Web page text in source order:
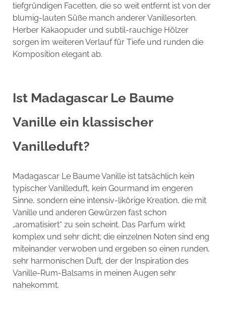
tiefgründigen Facetten, die so weit entfernt ist von der
blumig-lauten Süße manch anderer Vanillesorten.
Herber Kakaopuder und subtil-rauchige Hölzer
sorgen im weiteren Verlauf für Tiefe und runden die
Komposition elegant ab.
Ist Madagascar Le Baume
Vanille ein klassischer
Vanilleduft?
Madagascar Le Baume Vanille ist tatsächlich kein
typischer Vanilleduft, kein Gourmand im engeren
Sinne, sondern eine intensiv-likörige Kreation, die mit
Vanille und anderen Gewürzen fast schon
„aromatisiert“ zu sein scheint. Das Parfum wirkt
komplex und sehr dicht; die einzelnen Noten sind eng
miteinander verwoben und ergeben so einen runden,
sehr harmonischen Duft, der der Inspiration des
Vanille-Rum-Balsams in meinen Augen sehr
nahekommt.